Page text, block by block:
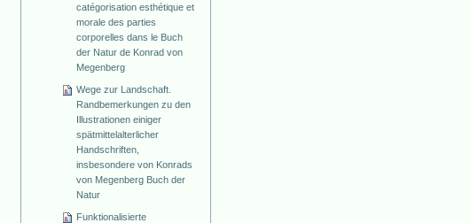
catégorisation esthétique et
morale des parties
corporelles dans le Buch
der Natur de Konrad von
Megenberg
Wege zur Landschaft.
Randbemerkungen zu den
Illustrationen einiger
spätmittelalterlicher
Handschriften,
insbesondere von Konrads
von Megenberg Buch der
Natur
Funktionalisierte